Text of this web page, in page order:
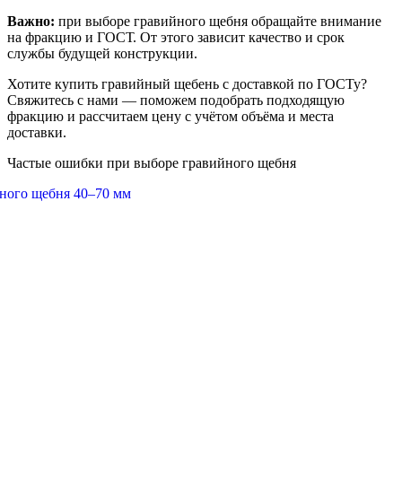
Важно: при выборе гравийного щебня обращайте внимание
на фракцию и ГОСТ. От этого зависит качество и срок
службы будущей конструкции.
Хотите купить гравийный щебень с доставкой по ГОСТу?
Свяжитесь с нами — поможем подобрать подходящую
фракцию и рассчитаем цену с учётом объёма и места
доставки.
Частые ошибки при выборе гравийного щебня